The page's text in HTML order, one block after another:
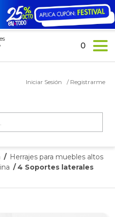
Iniciar Sesión / Registrarme
0
/ Herrajes para muebles altos
/ 4 Soportes laterales